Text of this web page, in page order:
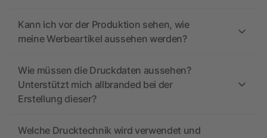
Kann ich vor der Produktion sehen, wie
meine Werbeartikel aussehen werden?
Wie müssen die Druckdaten aussehen?
Unterstützt mich allbranded bei der
Erstellung dieser?
Welche Drucktechnik wird verwendet und